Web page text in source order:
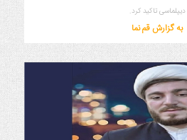
دیپلماسی تاکید کرد.
به گزارش قم نما